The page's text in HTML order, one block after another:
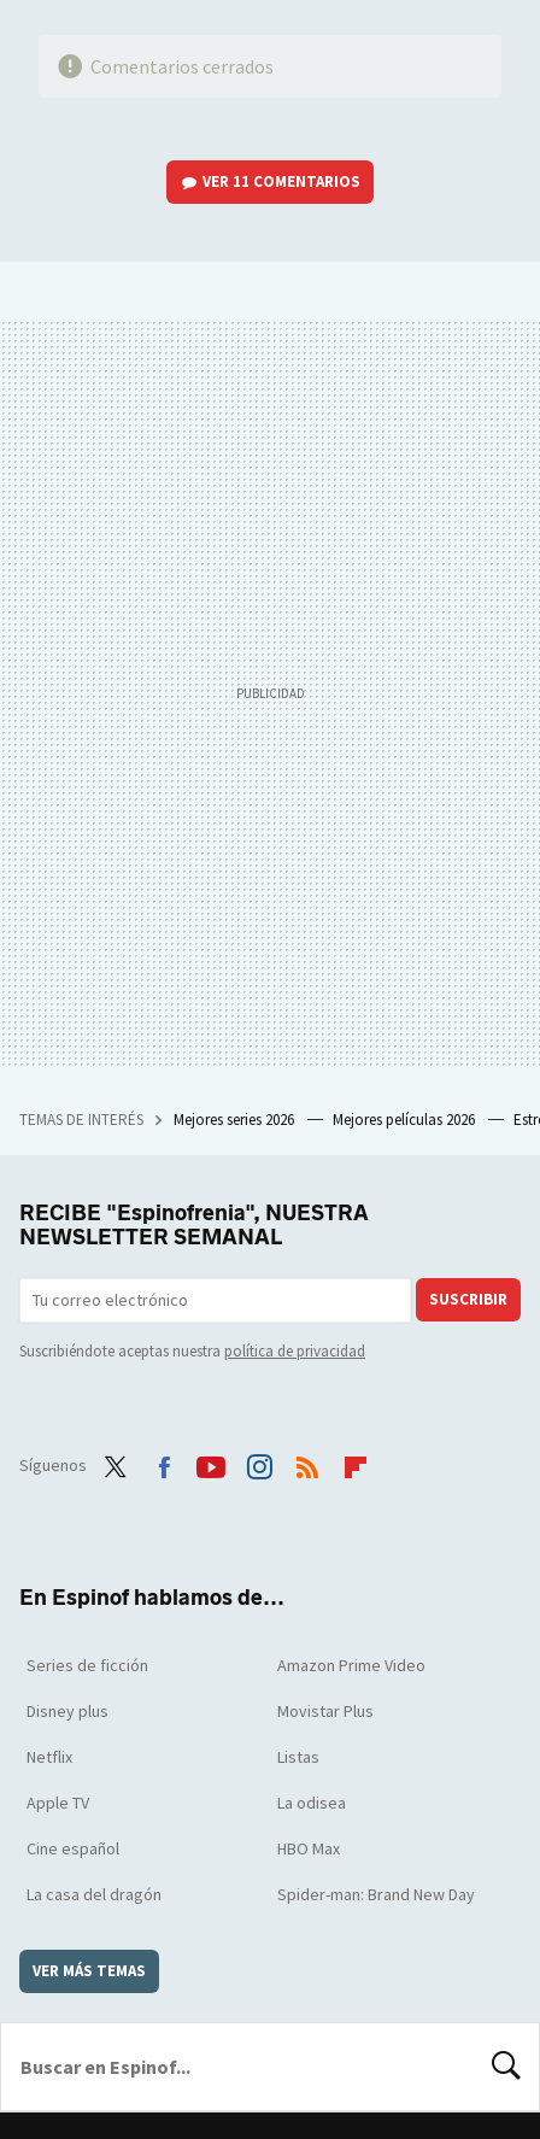
Comentarios cerrados
VER 11 COMENTARIOS
TEMAS DE INTERÉS Mejores series 2026 Mejores películas 2026
RECIBE "Espinofrenia", NUESTRA
NEWSLETTER SEMANAL
SUSCRIBIR
Suscribiéndote aceptas nuestra política de privacidad
Síguenos
En Espinof hablamos de...
Series de ficción Amazon Prime Video
Disney plus Movistar Plus
Netflix Listas
Apple TV La odisea
Cine español HBO Max
La casa del dragón Spider-man: Brand New Day
VER MÁS TEMAS